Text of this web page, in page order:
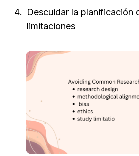
Descuidar la planificación
limitaciones